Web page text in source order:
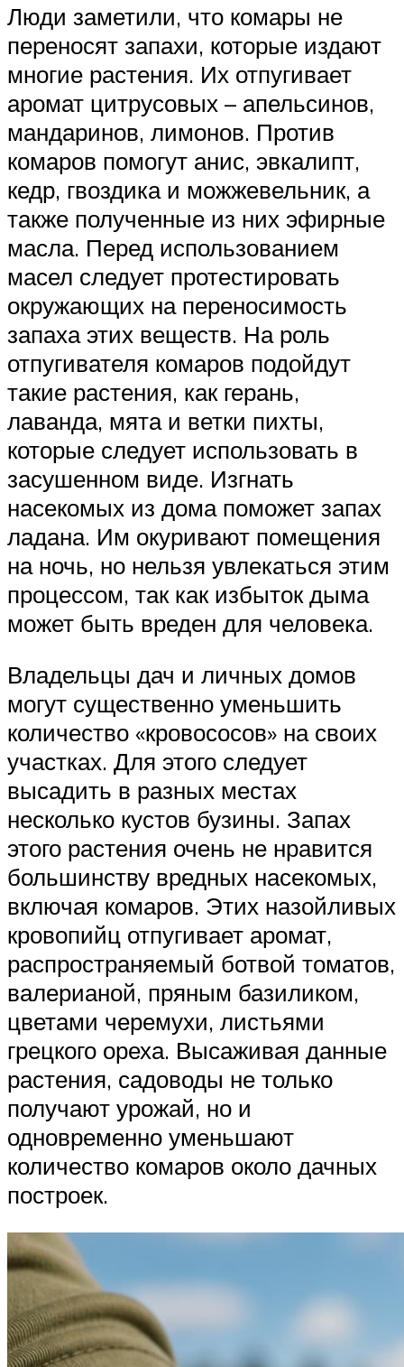
Люди заметили, что комары не
переносят запахи, которые издают
многие растения. Их отпугивает
аромат цитрусовых – апельсинов,
мандаринов, лимонов. Против
комаров помогут анис, эвкалипт,
кедр, гвоздика и можжевельник, а
также полученные из них эфирные
масла. Перед использованием
масел следует протестировать
окружающих на переносимость
запаха этих веществ. На роль
отпугивателя комаров подойдут
такие растения, как герань,
лаванда, мята и ветки пихты,
которые следует использовать в
засушенном виде. Изгнать
насекомых из дома поможет запах
ладана. Им окуривают помещения
на ночь, но нельзя увлекаться этим
процессом, так как избыток дыма
может быть вреден для человека.
Владельцы дач и личных домов
могут существенно уменьшить
количество «кровососов» на своих
участках. Для этого следует
высадить в разных местах
несколько кустов бузины. Запах
этого растения очень не нравится
большинству вредных насекомых,
включая комаров. Этих назойливых
кровопийц отпугивает аромат,
распространяемый ботвой томатов,
валерианой, пряным базиликом,
цветами черемухи, листьями
грецкого ореха. Высаживая данные
растения, садоводы не только
получают урожай, но и
одновременно уменьшают
количество комаров около дачных
построек.